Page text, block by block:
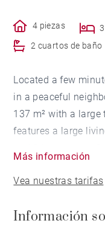
4 piezas
2 cuartos de baño
Located a few
in a peaceful
137 m² with a large
features a large
also has a cellar.
Más información
Vea nuestras tarifas
Información